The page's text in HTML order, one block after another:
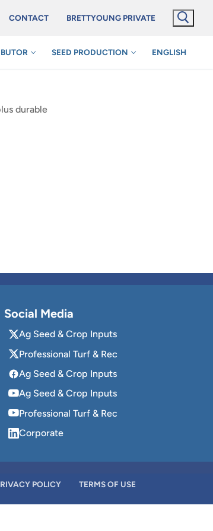
CONTACT BRETTYOUNG PRIVATE
SEED PRODUCTION ENGLISH
durable
Social Media
Ag Seed & Crop Inputs
Professional Turf & Rec
Ag Seed & Crop Inputs
Ag Seed & Crop Inputs
Professional Turf & Rec
Corporate
POLICY TERMS OF USE